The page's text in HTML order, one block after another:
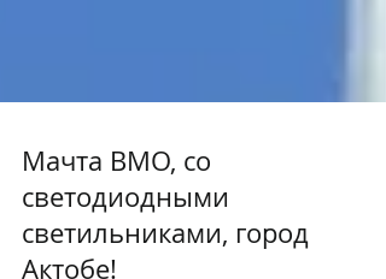
Мачта ВМО, со
светодиодными